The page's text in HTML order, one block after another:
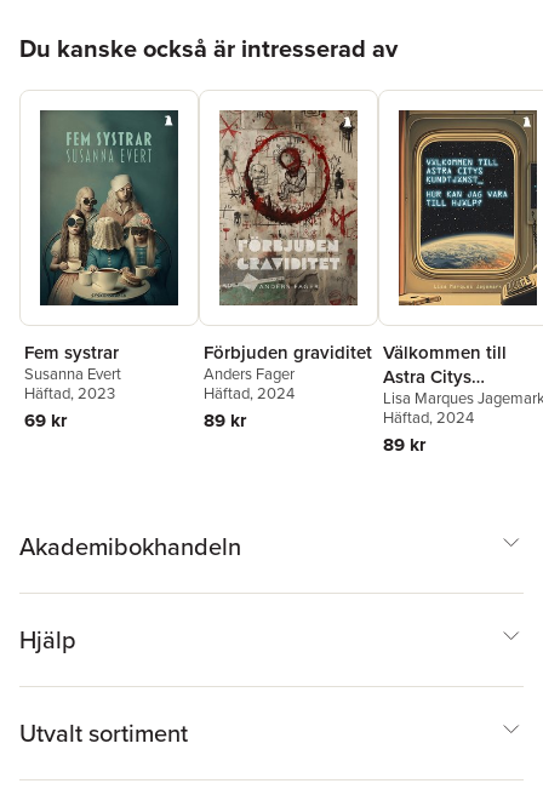
Du kanske också är intresserad av
Fem systrar
Susanna Evert
Häftad, 2023
69 kr
Förbjuden graviditet
Anders Fager
Häftad, 2024
89 kr
Välkommen till
Astra Citys
kundtjänst, hur kan
jag vara till hjälp?
Lisa Marques
Häftad, 2024
89 kr
Akademibokhandeln
Hjälp
Utvalt sortiment